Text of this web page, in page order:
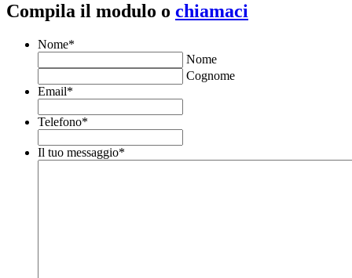
Compila il modulo o chiamaci
Nome*
Nome
Cognome
Email*
Telefono*
Il tuo messaggio*